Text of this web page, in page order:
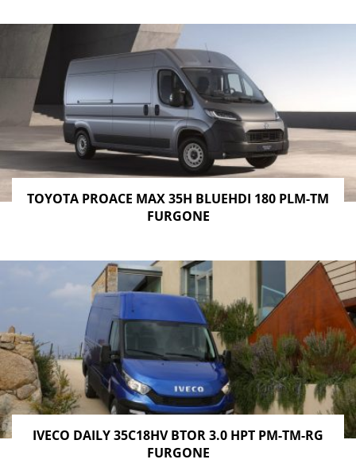
TOYOTA PROACE MAX 35H BLUEHDI 180 PLM-TM
FURGONE
IVECO DAILY 35C18HV BTOR 3.0 HPT PM-TM-RG
FURGONE